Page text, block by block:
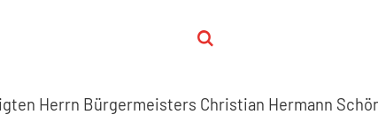
Herrn Bürgermeisters Christian Hermann